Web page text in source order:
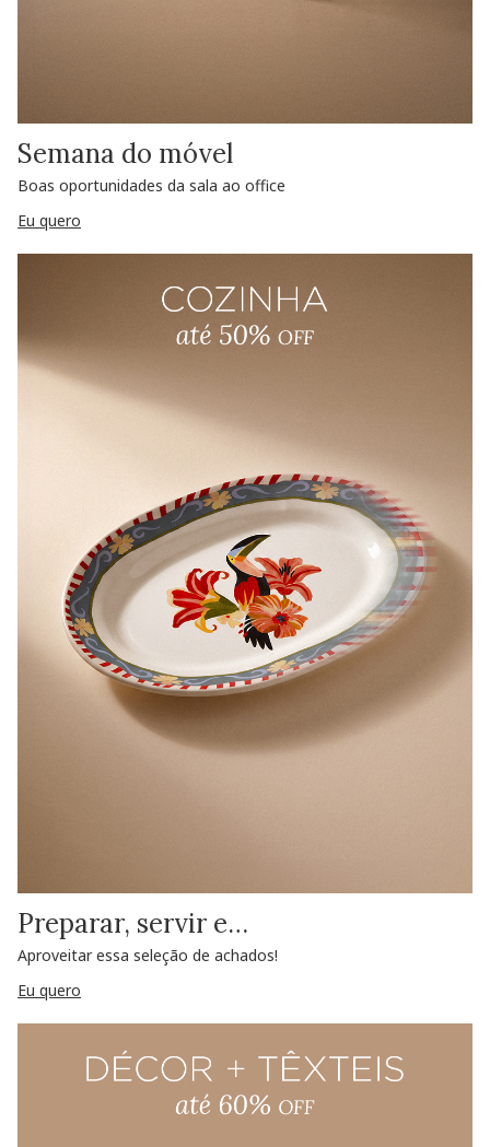
Semana do móvel
Boas oportunidades da sala ao office
Eu quero
Preparar, servir e…
Aproveitar essa seleção de achados!
Eu quero